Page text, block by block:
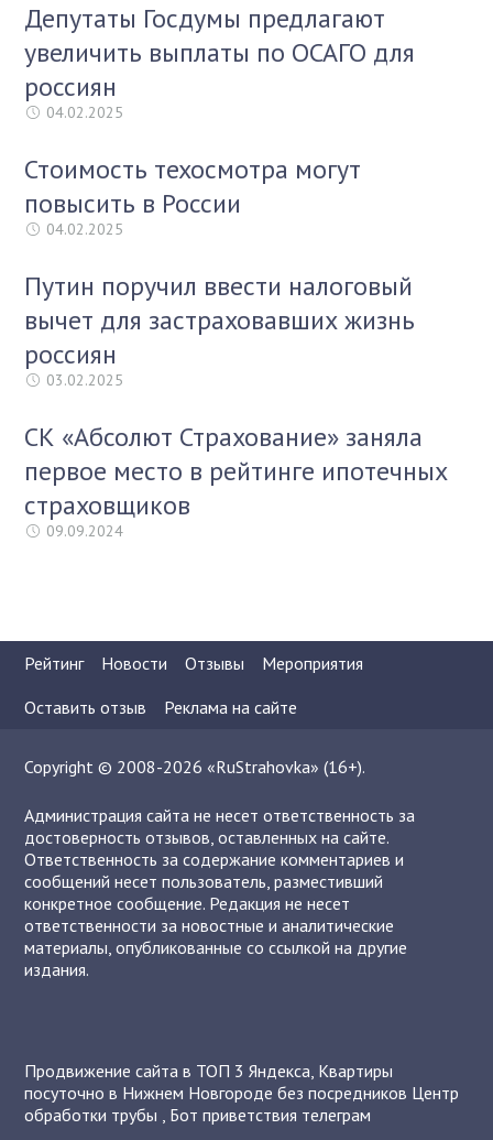
Депутаты Госдумы предлагают
увеличить выплаты по ОСАГО для
россиян
04.02.2025
Стоимость техосмотра могут
повысить в России
04.02.2025
Путин поручил ввести налоговый
вычет для застраховавших жизнь
россиян
03.02.2025
СК «Абсолют Страхование» заняла
первое место в рейтинге ипотечных
страховщиков
09.09.2024
Рейтинг Новости Отзывы
Мероприятия
Оставить отзыв
Реклама на сайте
Copyright © 2008-2026 «RuStrahovka» (16+).
Администрация сайта не несет ответственность за
достоверность отзывов, оставленных на сайте.
Ответственность за содержание комментариев и
сообщений несет пользователь, разместивший
конкретное сообщение. Редакция не несет
ответственности за новостные и аналитические
материалы, опубликованные со ссылкой на другие
издания.
Продвижение сайта в ТОП 3 Яндекса, Квартиры
посуточно в Нижнем Новгороде без посредников Центр
обработки трубы , Бот приветствия телеграм